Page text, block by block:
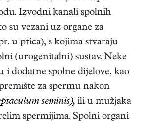
Izvodni kanali spolnih
su vezani uz organe za
u ptica), s kojima stvaraju
(urogenitalni) sustav. Neke
i dodatne spolne dijelove, kao
za spermu nakon
seminis), ili u mužjaka
spermijima. Spolni organi